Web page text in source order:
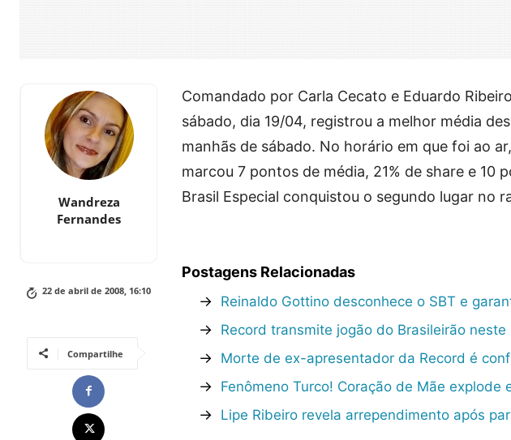
Wandreza
Fernandes
22 de abril de 2008, 16:10
Compartilhe
Comandado por Carla Cecato e Eduardo
sábado, dia 19/04, registrou a melhor média
manhãs de sábado. No horário em que foi ao
marcou 7 pontos de média, 21% de share e 10
Brasil Especial conquistou o segundo lugar no
Postagens Relacionadas
→ Reinaldo Gottino desconhece o SBT e
→ Record transmite jogão do Brasileirão
→ Morte de ex-apresentador da Record é
→ Fenômeno Turco! Coração de Mãe explode
→ Lipe Ribeiro revela arrependimento após